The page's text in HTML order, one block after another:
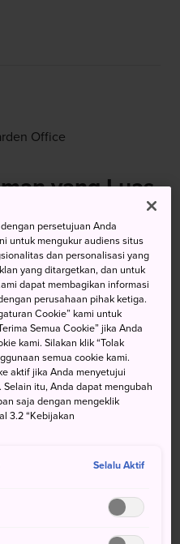
Office
yang Luas
untuk
adalah tempat melarikan
dari lanskap
wilayah penguasa
kebun kekaisaran
dan tamu yang
, Istana Kekaisaran
serta kuil Shinto
ada yang dapat
mencakup 58 hektar
persetujuan Anda
untuk mengukur audiens situs
dan personalisasi yang
yang ditargetkan, dan untuk
dapat membagikan informasi
perusahaan pihak ketiga.
Cookie” kami untuk
Semua Cookie” jika Anda
kami. Silakan klik “Tolak
semua cookie kami.
aktif jika Anda menyetujui
itu, Anda dapat mengubah
saja dengan mengeklik
3.2 “Kebijakan
Selalu Aktif